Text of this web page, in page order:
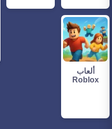
ألعاب
Roblox